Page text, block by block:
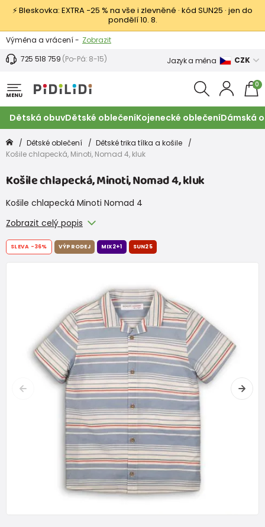
⚡ Bleskovka: EXTRA −25 % na vše i zlevněné · kód SUN25 · jen do
pondělí 10. 8.
Výměna a vrácení - Zobrazit
Sleva 100 Kč na první nákup -
725 518 759 (Po-Pá: 8-15) Jazyk a měna CZK
MENU
0
Dětská obuvDětské oblečeníKojenecké oblečeníDámská
Dětské oblečení
Dětské trika tílka a košile
Košile chlapecká, Minoti, Nomad 4, kluk
Košile chlapecká, Minoti, Nomad 4, kluk
Košile chlapecká Minoti Nomad 4
Zobrazit celý popis
SLEVA -36% VÝPRODEJ MIX2+1 SUN25